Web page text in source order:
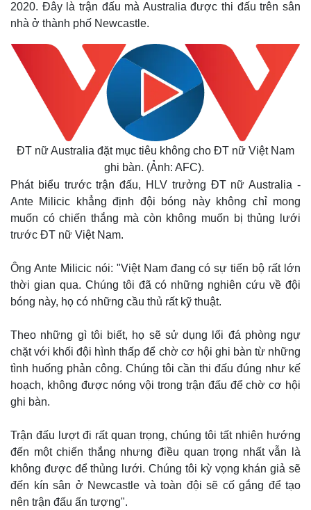
2020. Đây là trận đấu mà Australia được thi đấu trên sân
nhà ở thành phố Newcastle.
ĐT nữ Australia đặt mục tiêu không cho ĐT nữ Việt Nam
ghi bàn. (Ảnh: AFC).
Phát biểu trước trận đấu, HLV trưởng ĐT nữ Australia -
Ante Milicic khẳng định đội bóng này không chỉ mong
muốn có chiến thắng mà còn không muốn bị thủng lưới
trước ĐT nữ Việt Nam.
Ông Ante Milicic nói: "Việt Nam đang có sự tiến bộ rất lớn
thời gian qua. Chúng tôi đã có những nghiên cứu về đội
bóng này, họ có những cầu thủ rất kỹ thuật.
Theo những gì tôi biết, họ sẽ sử dụng lối đá phòng ngự
chặt với khối đội hình thấp để chờ cơ hội ghi bàn từ những
tình huống phản công. Chúng tôi cần thi đấu đúng như kế
hoạch, không được nóng vội trong trận đấu để chờ cơ hội
ghi bàn.
Trận đấu lượt đi rất quan trọng, chúng tôi tất nhiên hướng
đến một chiến thắng nhưng điều quan trọng nhất vẫn là
không được để thủng lưới. Chúng tôi kỳ vọng khán giả sẽ
đến kín sân ở Newcastle và toàn đội sẽ cố gắng để tạo
nên trận đấu ấn tượng".